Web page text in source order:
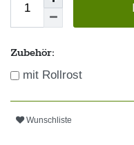
Zubehör:
mit Rollrost
Wunschliste